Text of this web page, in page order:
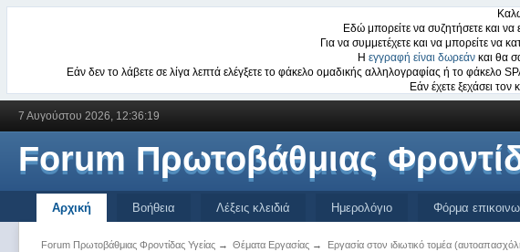
Εδώ μπορείτε να συζητήσετε και
Για να συμμετέχετε και να μπορείτε να
Η εγγραφή είναι δωρεάν και θα
Εάν δεν το λάβετε σε λίγα λεπτά ελέγξετε το φάκελο ομαδικής αλληλογραφίας ή το φάκελο
Εάν έχετε ξεχάσει
7 Αυγούστου 2026, 12:36:19
Forum Πρωτοβάθμιας
Αρχική Βοήθεια Λέξεις κλειδιά Ημερολόγιο Φόρμα
Forum Πρωτοβάθμιας Φροντίδας Υγείας→ Θέματα Εργασίας → Εργασία στον ιδιωτικό τομέα